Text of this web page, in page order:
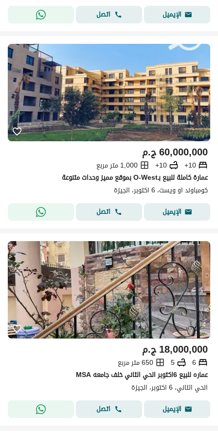
الإيميل
اتصل
ج.م60,000,000
10+
10+
1,000 متر مربع
عمارة كاملة للبيع بـO-West بموقع مميز وحدات متنوعة
كومباوند او ويست، 6 اكتوبر، الجيزة
الإيميل
اتصل
ج.م18,000,000
6
5
650 متر مربع
عماره للبيع 6اكتوبر الحي الثاني خلف جامعه MSA
الحي الثاني، 6 اكتوبر، الجيزة
الإيميل
اتصل